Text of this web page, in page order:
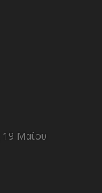
19 Μαΐου